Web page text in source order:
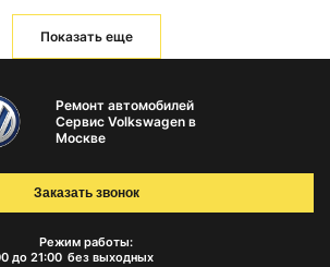
Показать еще
Ремонт автомобилей
Сервис Volkswagen в
Москве
Режим работы:
до 21:00 без выходных
Заказать звонок